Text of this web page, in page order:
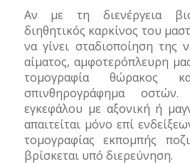
Αν με τη διενέργεια
διηθητικός καρκίνος του
να γίνει σταδιοποίηση της
αίματος, αμφοτερόπλευρη
τομογραφία θώρακος
σπινθηρογράφημα
εγκεφάλου με αξονική ή
απαιτείται μόνο επί
τομογραφίας εκπομπής
βρίσκεται υπό διερεύνηση.